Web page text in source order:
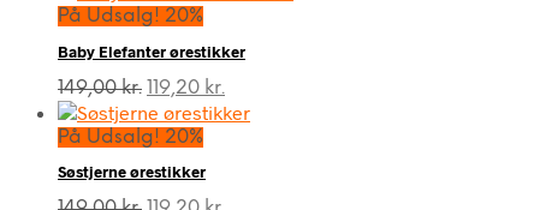
pris
299,00 kr..239,20 kr..
På Udsalg! 20%
Baby Elefanter ørestikker
149,00kr. Den
oprindelige
pris
149,00 kr..
119,20 kr.
aktuelle
På Udsalg! 20%
Søstjerne ørestikker
Den